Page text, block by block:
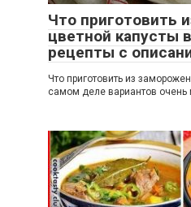
Что приготовить
цветной капусты
рецепты с
Что приготовить из
самом деле вариантов очень